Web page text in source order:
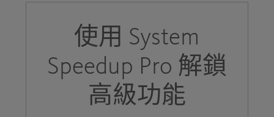
使用 System
Speedup Pro 解鎖
高級功能